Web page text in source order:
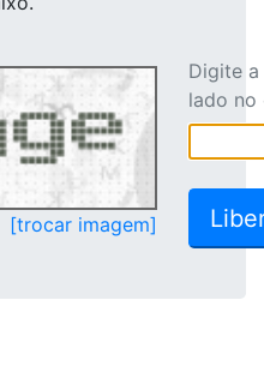
[trocar imagem]
Digite
lado no